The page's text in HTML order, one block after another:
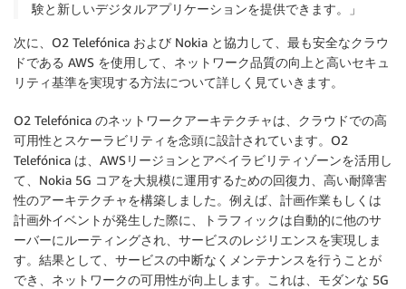
験と新しいデジタルアプリケーションを提供できます。」
次に、O2 Telefónica および Nokia と協力して、最も安全なクラウ
ドである AWS を使用して、ネットワーク品質の向上と高いセキュ
リティ基準を実現する方法について詳しく見ていきます。
O2 Telefónica のネットワークアーキテクチャは、クラウドでの高
可用性とスケーラビリティを念頭に設計されています。O2
Telefónica は、AWSリージョンとアベイラビリティゾーンを活用し
て、Nokia 5G コアを大規模に運用するための回復力、高い耐障害
性のアーキテクチャを構築しました。例えば、計画作業もしくは
計画外イベントが発生した際に、トラフィックは自動的に他のサ
ーバーにルーティングされ、サービスのレジリエンスを実現しま
す。結果として、サービスの中断なくメンテナンスを行うことが
でき、ネットワークの可用性が向上します。これは、モダンな 5G